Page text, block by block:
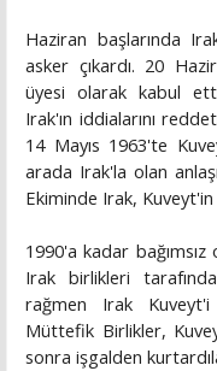
Haziran başlarında
asker çıkardı. 20
üyesi olarak kabul etti.
Irak'ın iddialarını
14 Mayıs 1963'te
arada Irak'la olan
Ekiminde Irak, Kuveyt'in
1990'a kadar
Irak birlikleri
rağmen Irak Kuveyt'i
Müttefik Birlikler,
sonra işgalden